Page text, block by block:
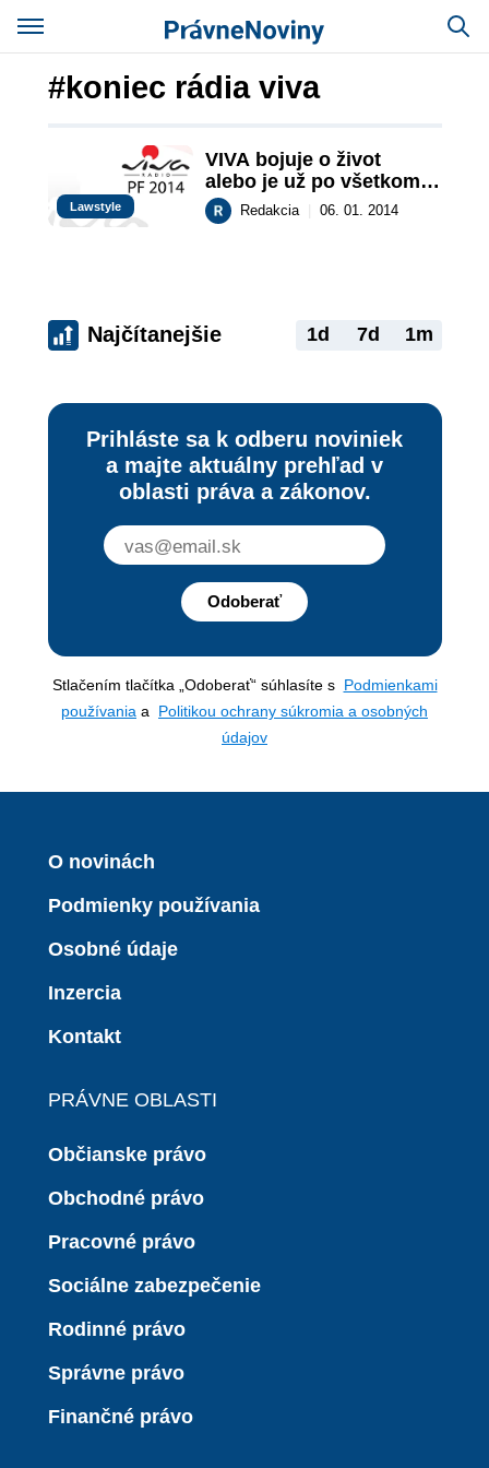
#koniec rádia viva
Lawstyle
VIVA bojuje o život
alebo je už po všetkom?
Prečo sa Rádio VIVA 21.
decembra odmlčalo?
Redakcia 06. 01. 2014
Najčítanejšie 1d 7d 1m
Prihláste sa k odberu noviniek
a majte aktuálny prehľad v
oblasti práva a zákonov.
Odoberať
Stlačením tlačítka „Odoberať“ súhlasíte s Podmienkami
používania a Politikou ochrany súkromia a osobných
údajov
O novinách
Podmienky používania
Osobné údaje
Inzercia
Kontakt
PRÁVNE OBLASTI
Občianske právo
Obchodné právo
Pracovné právo
Sociálne zabezpečenie
Rodinné právo
Správne právo
Finančné právo